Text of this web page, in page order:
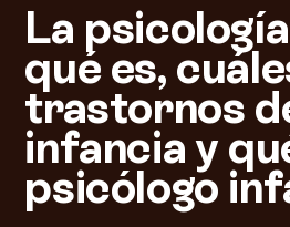
La
qué es,
trastornos
infancia y
psicólogo